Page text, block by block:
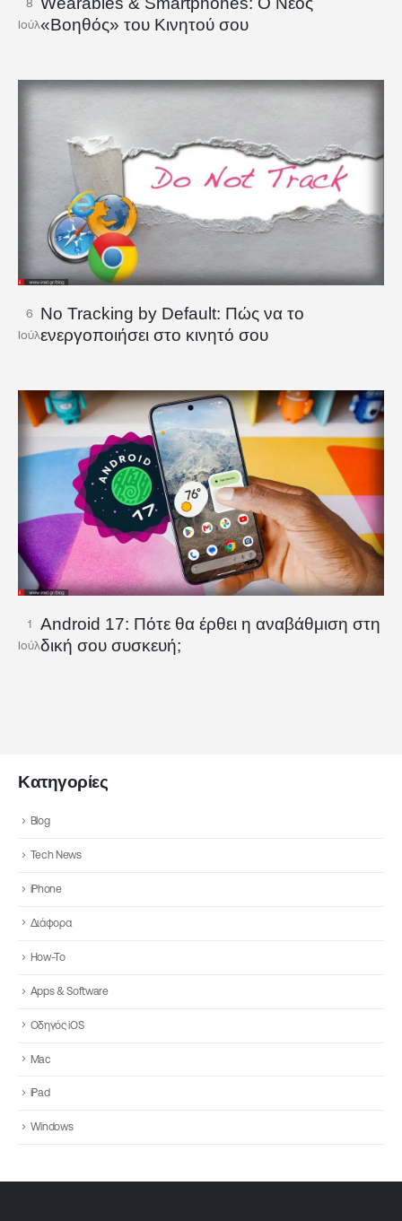
8
Ιούλ«Βοηθός» του Κινητού σου
6
Ιούλ
No Tracking by Default: Πώς να το
ενεργοποιήσει στο κινητό σου
1
Ιούλ
Android 17: Πότε θα έρθει η αναβάθμιση στη
δική σου συσκευή;
Κατηγορίες
Blog
Tech News
iPhone
Διάφορα
How-To
Apps & Software
Οδηγός iOS
Mac
iPad
Windows